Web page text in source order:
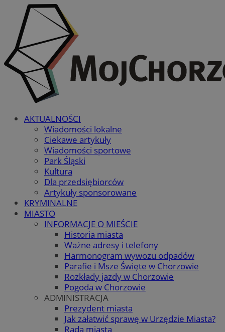
AKTUALNOŚCI
Wiadomości lokalne
Ciekawe artykuły
Wiadomości sportowe
Park Śląski
Kultura
Dla przedsiębiorców
Artykuły sponsorowane
KRYMINALNE
MIASTO
INFORMACJE O MIEŚCIE
Historia miasta
Ważne adresy i telefony
Harmonogram wywozu odpadów
Parafie i Msze Święte w Chorzowie
Rozkłady jazdy w Chorzowie
Pogoda w Chorzowie
ADMINISTRACJA
Prezydent miasta
Jak załatwić sprawę w Urzędzie Miasta?
Rada miasta